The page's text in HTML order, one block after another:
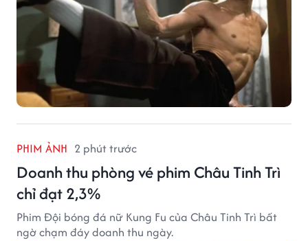
PHIM ẢNH 2 phút trước
Doanh thu phòng vé phim Châu Tinh Trì
chỉ đạt 2,3%
Phim Đội bóng đá nữ Kung Fu của Châu Tinh Trì bất
ngờ chạm đáy doanh thu ngày.